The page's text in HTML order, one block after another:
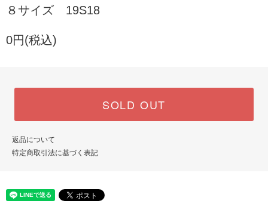
８サイズ 19S18
0円(税込)
SOLD OUT
返品について
特定商取引法に基づく表記